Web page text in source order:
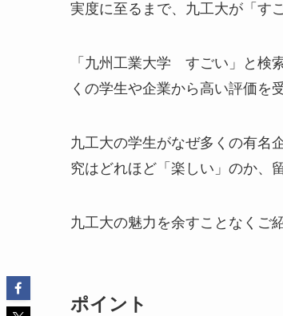
実度に至るまで、九工大が「す
「九州工業大学 すごい」と検
くの学生や企業から高い評価を
九工大の学生がなぜ多くの有名
究はどれほど「楽しい」のか、
九工大の魅力を余すことなくご
ポイント